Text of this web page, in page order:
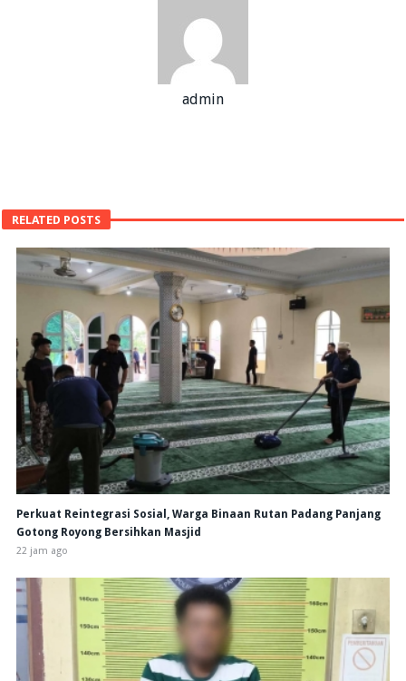
admin
RELATED POSTS
Perkuat Reintegrasi Sosial, Warga Binaan Rutan Padang Panjang
Gotong Royong Bersihkan Masjid
22 jam ago